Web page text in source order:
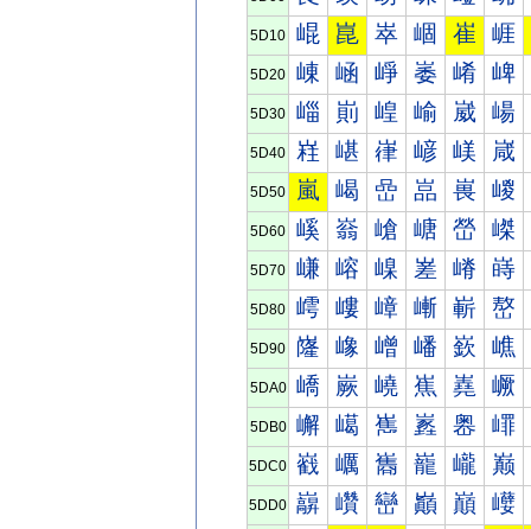
5D10 崐 崑 崒 崓 崔 崕
5D20 崠 崡 崢 崣 崤 崥
5D30 崰 崱 崲 崳 崴 崵
5D40 嵀 嵁 嵂 嵃 嵄 嵅
5D50 嵐 嵑 嵒 嵓 嵔 嵕
5D60 嵠 嵡 嵢 嵣 嵤 嵥
5D70 嵰 嵱 嵲 嵳 嵴 嵵
5D80 嶀 嶁 嶂 嶃 嶄 嶅
5D90 嶐 嶑 嶒 嶓 嶔 嶕
5DA0 嶠 嶡 嶢 嶣 嶤 嶥
5DB0 嶰 嶱 嶲 嶳 嶴 嶵
5DC0 巀 巁 巂 巃 巄 巅
5DD0 巐 巑 巒 巓 巔 巕